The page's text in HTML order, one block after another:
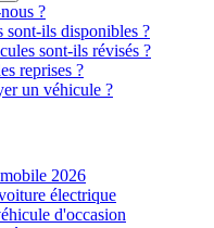
?
sont-ils disponibles ?
sont-ils révisés ?
reprises ?
un véhicule ?
2026
électrique
d'occasion